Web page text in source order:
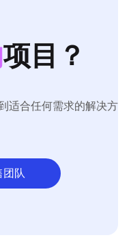
项目？
适合任何需求的解决方
团队